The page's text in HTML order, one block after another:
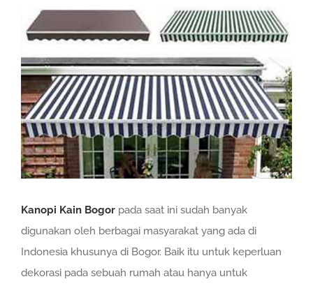
View
Larger
Image
Kanopi Kain Bogor pada saat ini sudah banyak
digunakan oleh berbagai masyarakat yang ada di
Indonesia khusunya di Bogor. Baik itu untuk keperluan
dekorasi pada sebuah rumah atau hanya untuk